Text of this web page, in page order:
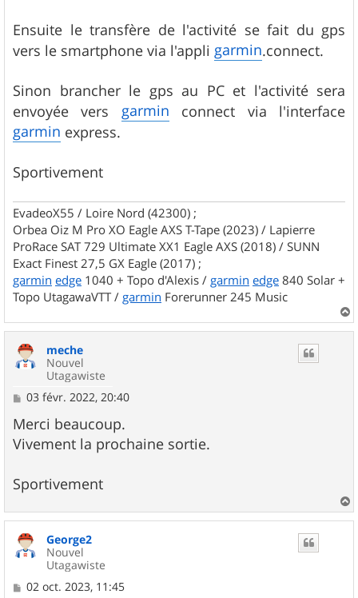
Ensuite le transfère de l'activité se fait du gps
vers le smartphone via l'appli garmin.connect.
Sinon brancher le gps au PC et l'activité sera
envoyée vers garmin connect via l'interface
garmin express.
Sportivement
EvadeoX55 / Loire Nord (42300) ;
Orbea Oiz M Pro XO Eagle AXS T-Tape (2023) / Lapierre
ProRace SAT 729 Ultimate XX1 Eagle AXS (2018) / SUNN
Exact Finest 27,5 GX Eagle (2017) ;
garmin edge 1040 + Topo d'Alexis / garmin edge 840 Solar +
Topo UtagawaVTT / garmin Forerunner 245 Music
a
meche
Nouvel
Utagawiste
M
s
s
a
03 févr. 2022, 20:40
Merci beaucoup.
Vivement la prochaine sortie.
Sportivement
a
George2
Nouvel
Utagawiste
M
02 oct. 2023, 11:45